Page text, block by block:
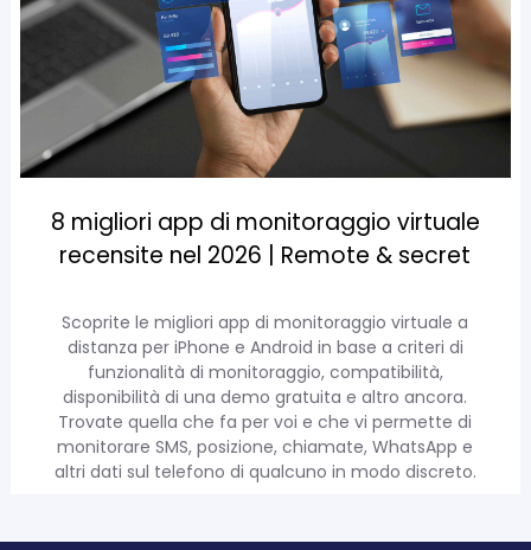
8 migliori app di monitoraggio virtuale
recensite nel 2026 | Remote & secret
Scoprite le migliori app di monitoraggio virtuale a
distanza per iPhone e Android in base a criteri di
funzionalità di monitoraggio, compatibilità,
disponibilità di una demo gratuita e altro ancora.
Trovate quella che fa per voi e che vi permette di
monitorare SMS, posizione, chiamate, WhatsApp e
altri dati sul telefono di qualcuno in modo discreto.